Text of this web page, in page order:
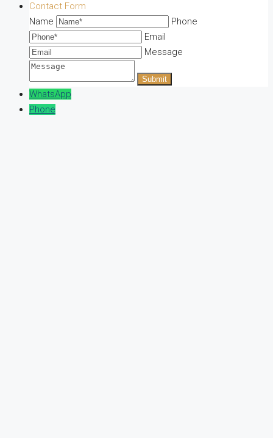
Contact Form
Name
Phone
Email
Message
WhatsApp
Phone